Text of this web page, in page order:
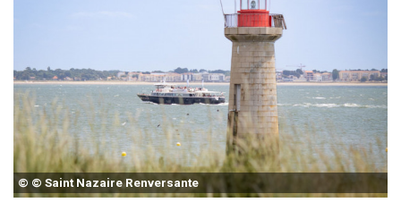
© © Saint Nazaire Renversante